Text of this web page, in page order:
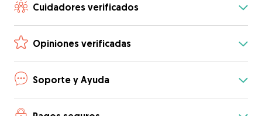
Cuidadores verificados
Opiniones verificadas
Soporte y Ayuda